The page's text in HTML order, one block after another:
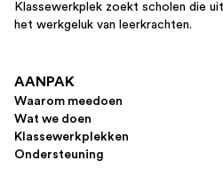
Klassewerkplek zoekt scholen die
het werkgeluk van leerkrachten.
AANPAK
Waarom meedoen
Wat we doen
Klassewerkplekken
Ondersteuning